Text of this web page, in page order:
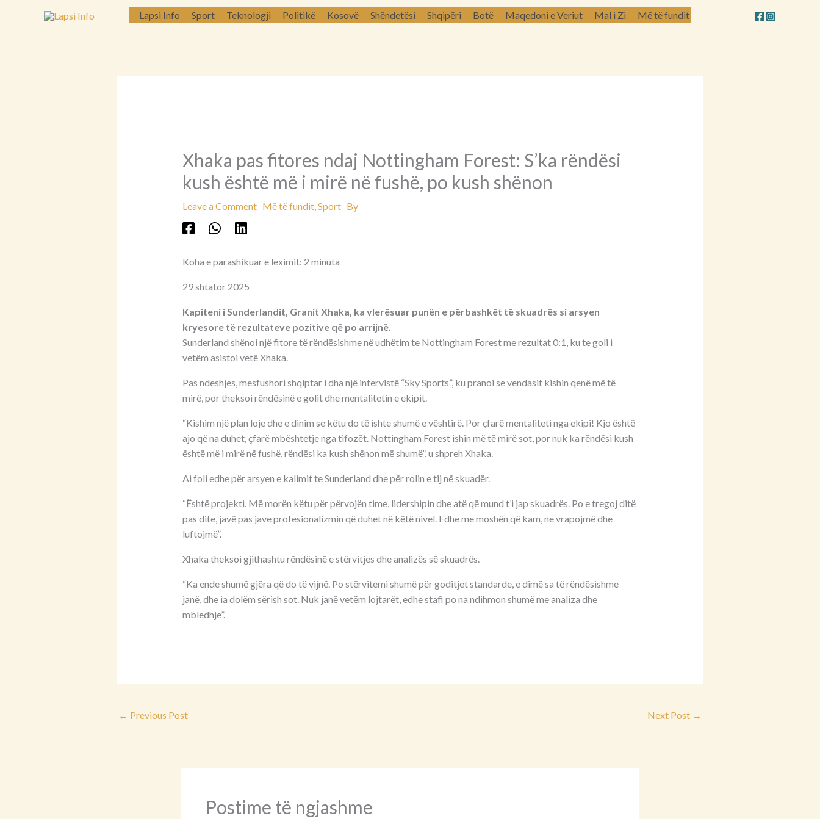
Lapsi Info Sport Teknologji Politikë Kosovë Shëndetësi Shqipëri Botë Maqedoni e Veriut Mal i Zi Më të fundit
Xhaka pas fitores ndaj Nottingham Forest: S’ka rëndësi
kush është më i mirë në fushë, po kush shënon
Leave a Comment Më të fundit,SportBy
Koha e parashikuar e leximit: 2 minuta
29 shtator 2025
Kapiteni i Sunderlandit, Granit Xhaka, ka vlerësuar punën e përbashkët të skuadrës si arsyen
kryesore të rezultateve pozitive që po arrijnë.
Sunderland shënoi një fitore të rëndësishme në udhëtim te Nottingham Forest me rezultat 0:1, ku te goli i
vetëm asistoi vetë Xhaka.
Pas ndeshjes, mesfushori shqiptar i dha një intervistë “Sky Sports”, ku pranoi se vendasit kishin qenë më të
mirë, por theksoi rëndësinë e golit dhe mentalitetin e ekipit.
“Kishim një plan loje dhe e dinim se këtu do të ishte shumë e vështirë. Por çfarë mentaliteti nga ekipi! Kjo është
ajo që na duhet, çfarë mbështetje nga tifozët. Nottingham Forest ishin më të mirë sot, por nuk ka rëndësi kush
është më i mirë në fushë, rëndësi ka kush shënon më shumë”, u shpreh Xhaka.
Ai foli edhe për arsyen e kalimit te Sunderland dhe për rolin e tij në skuadër.
“Është projekti. Më morën këtu për përvojën time, lidershipin dhe atë që mund t’i jap skuadrës. Po e tregoj ditë
pas dite, javë pas jave profesionalizmin që duhet në këtë nivel. Edhe me moshën që kam, ne vrapojmë dhe
luftojmë”.
Xhaka theksoi gjithashtu rëndësinë e stërvitjes dhe analizës së skuadrës.
“Ka ende shumë gjëra që do të vijnë. Po stërvitemi shumë për goditjet standarde, e dimë sa të rëndësishme
janë, dhe ia dolëm sërish sot. Nuk janë vetëm lojtarët, edhe stafi po na ndihmon shumë me analiza dhe
mbledhje”.
← Previous Post Next Post →
Postime të ngjashme